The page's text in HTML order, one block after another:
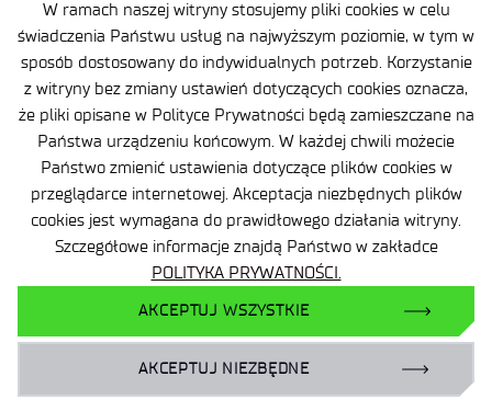
W ramach naszej witryny stosujemy pliki cookies w celu
świadczenia Państwu usług na najwyższym poziomie, w tym w
sposób dostosowany do indywidualnych potrzeb. Korzystanie
z witryny bez zmiany ustawień dotyczących cookies oznacza,
że pliki opisane w Polityce Prywatności będą zamieszczane na
Państwa urządzeniu końcowym. W każdej chwili możecie
Państwo zmienić ustawienia dotyczące plików cookies w
przeglądarce internetowej. Akceptacja niezbędnych plików
cookies jest wymagana do prawidłowego działania witryny.
Szczegółowe informacje znajdą Państwo w zakładce
POLITYKA PRYWATNOŚCI.
AKCEPTUJ WSZYSTKIE
AKCEPTUJ NIEZBĘDNE
Specjalista techniczny ślusarz
TORUN
Nie ma na liście twojej wymarzonej pozycji?
Wyślij nam swoje CV a my wrócimy z odpowiedzią
WYŚLIJ NAM SWOJE CV